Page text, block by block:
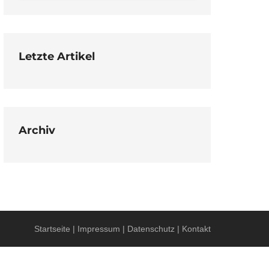
Letzte Artikel
Archiv
Startseite | Impressum | Datenschutz | Kontakt